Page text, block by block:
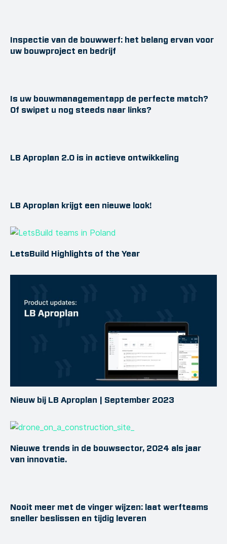
Inspectie van de bouwwerf: het belang ervan voor
uw bouwproject en bedrijf
Is uw bouwmanagementapp de perfecte match?
Of swipet u nog steeds naar links?
LB Aproplan 2.0 is in actieve ontwikkeling
LB Aproplan krijgt een nieuwe look!
LetsBuild Highlights of the Year
Nieuw bij LB Aproplan | September 2023
Nieuwe trends in de bouwsector, 2024 als jaar
van innovatie.
Nooit meer met de vinger wijzen: laat werfteams
sneller beslissen en tijdig leveren